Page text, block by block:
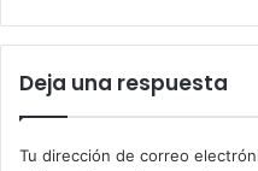
Deja una respuesta
Tu dirección de correo